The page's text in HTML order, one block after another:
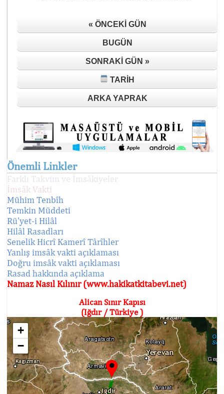
« ÖNCEKI GÜN
BUGÜN
SONRAKI GÜN »
TARIH
ARKA YAPRAK
Önemli Linkler
Farklı Takvim ve İmsâkiyeler
İmsâk Vakti
Mühim Tenbîh
Temkin Müddeti
Rü'yet-i Hilâl
Hilâl Rasadları
Senelik Hicrî Kamerî Târîhler
Yanlış imsâk vakti açıklaması
Doğru imsâk vakti açıklaması
Rasad hakkında açıklama
Namaz Nasıl Kılınır (www.hakikatkitabevi.net)
Alican Sınır Kapısı
(Iğdır / Türkiye )
+
−